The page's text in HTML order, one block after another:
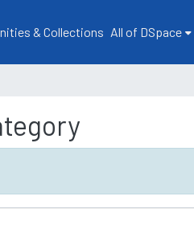
& Collections All of DSpace